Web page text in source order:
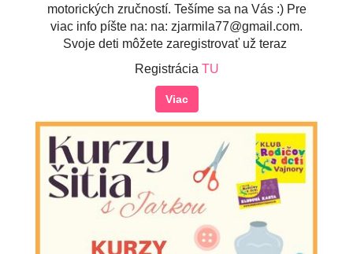
motorických zručností. Tešíme sa na Vás :) Pre
viac info píšte na: na: zjarmila77@gmail.com.
Svoje deti môžete zaregistrovať už teraz
Registrácia TU
Viac